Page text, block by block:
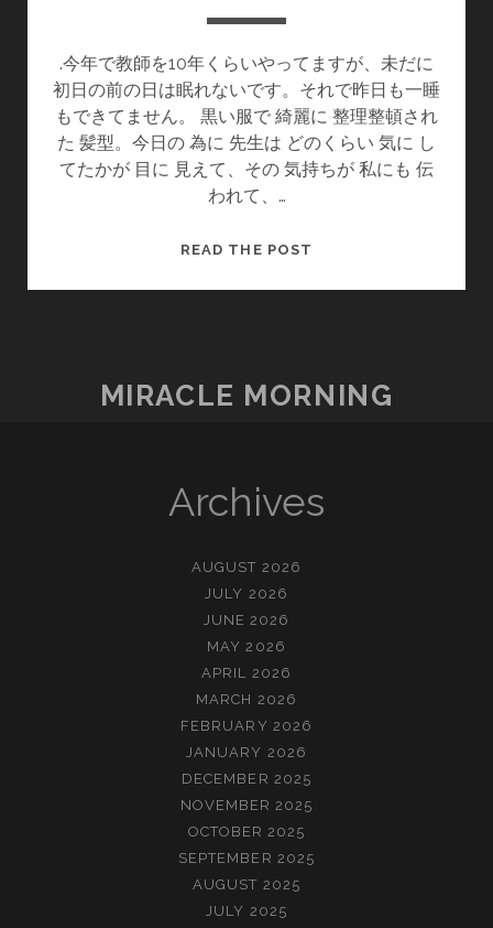
.今年で教師を10年くらいやってますが、未だに
初日の前の日は眠れないです。それで昨日も一睡
もできてません。 黒い服で 綺麗に 整理整頓され
た 髪型。今日の 為に 先生は どのくらい 気に し
てたかが 目に 見えて、その 気持ちが 私にも 伝
われて、…
READ THE POST
감
MIRACLE MORNING
Archives
AUGUST 2026
JULY 2026
JUNE 2026
MAY 2026
APRIL 2026
MARCH 2026
FEBRUARY 2026
JANUARY 2026
DECEMBER 2025
NOVEMBER 2025
OCTOBER 2025
SEPTEMBER 2025
AUGUST 2025
JULY 2025